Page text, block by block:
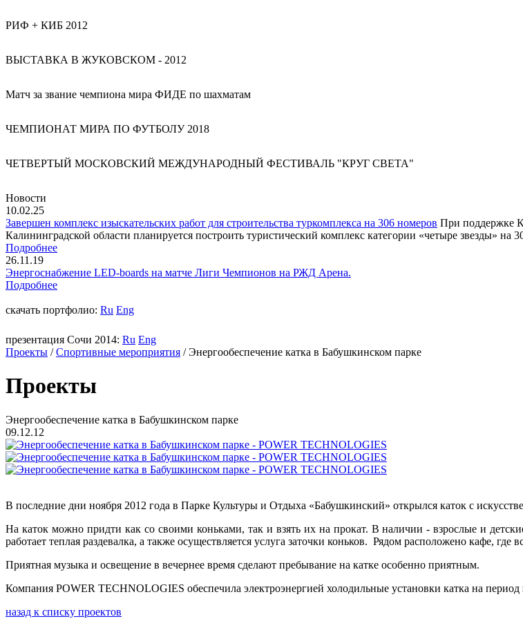
РИФ + КИБ 2012
ВЫСТАВКА В ЖУКОВСКОМ - 2012
Матч за звание чемпиона мира ФИДЕ по шахматам
ЧЕМПИОНАТ МИРА ПО ФУТБОЛУ 2018
ЧЕТВЕРТЫЙ МОСКОВСКИЙ МЕЖДУНАРОДНЫЙ ФЕСТИВАЛЬ "КРУГ СВЕТА"
Новости
10.02.25
Завершен комплекс изыскательских работ для строительства туркомплекса на 306 номеров При поддержке
Калининградской области планируется построить туристический комплекс категории «четыре звезды»
Подробнее
26.11.19
Энергоснабжение LED-boards на матче Лиги Чемпионов на РЖД Арена.
Подробнее
скачать портфолио: Ru Eng
презентация Сочи 2014: Ru Eng
Проекты /Спортивные мероприятия /Энергообеспечение катка в Бабушкинском парке
Проекты
Энергообеспечение катка в Бабушкинском парке
09.12.12
В последние дни ноября 2012 года в Парке Культуры и Отдыха «Бабушкинский» открылся каток с
На каток можно придти как со своими коньками, так и взять их на прокат. В наличии - взрослые и
работает теплая раздевалка, а также осуществляется услуга заточки коньков. Рядом расположено кафе,
Приятная музыка и освещение в вечернее время сделают пребывание на катке особенно приятным.
Компания POWER TECHNOLOGIES обеспечила электроэнергией холодильные установки катка на
назад к списку проектов